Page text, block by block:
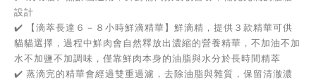
設計
✔️ 【滴萃長達６－８小時鮮滴精華】鮮滴精，提供３款精華可供
貓貓選擇，過程中鮮肉會自然釋放出濃縮的營養精華，不加油不加
水不加鹽不加調味，僅靠鮮肉本身的油脂與水分於長時間精萃
✔️ 蒸滴完的精華會經過雙重過濾，去除油脂與雜質，保留清澈濃